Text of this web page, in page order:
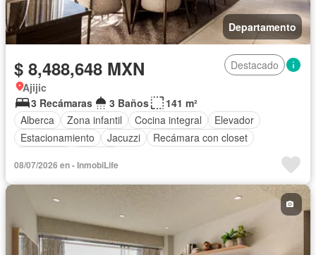
Departamento
$ 8,488,648 MXN
Destacado
Ajijic
3 Recámaras
3 Baños
141 m²
Alberca
Zona infantil Cocina integral
Elevador
Estacionamiento
Jacuzzi
Recámara con closet
08/07/2026 en - InmobiLife